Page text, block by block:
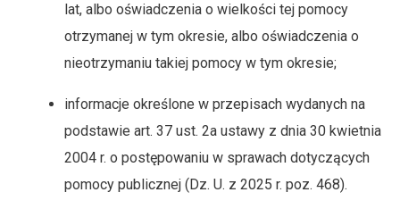
lat, albo oświadczenia o wielkości tej pomocy
otrzymanej w tym okresie, albo oświadczenia o
nieotrzymaniu takiej pomocy w tym okresie;
informacje określone w przepisach wydanych na
podstawie art. 37 ust. 2a ustawy z dnia 30 kwietnia
2004 r. o postępowaniu w sprawach dotyczących
pomocy publicznej (Dz. U. z 2025 r. poz. 468).